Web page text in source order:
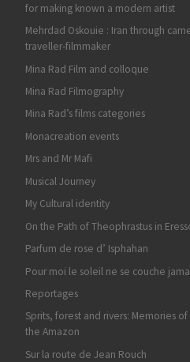
for making known a modern artist
Mehrdad Oskouie : Iran through
traveller-filmmaker
Mina Rad Film and colloque
Mina Rad Filmography
Mina Rad’s films categories
Monacreation events
Mrs and Mr Mafi
Musical Journey
My Cultural identity
On the Path of Theophrastus in
Parfum de rose d’ Isphahan
Pour moi le soleil ne se couche
Reportages
Sprits, forest and rivers: Memories
the Amazon
Sur la route de Jean Rouch